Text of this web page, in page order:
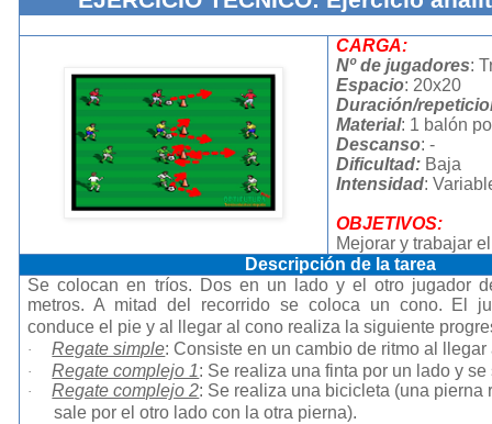
CARGA:
Nº de jugadores:
Espacio: 20x20
Duración/
Material: 1 balón
Descanso: -
Dificultad: Baja
Intensidad:
OBJETIVOS:
Mejorar y trabajar
Descripción de la tarea
Se colocan en tríos. Dos en un lado y el otro jugador
metros. A mitad del recorrido se coloca un cono. El
conduce el pie y al llegar al cono realiza la siguiente
· Regate simple: Consiste en un cambio de ritmo al llegar
· Regate complejo 1: Se realiza una finta por un lado y
· Regate complejo 2: Se realiza una bicicleta (una pierna
sale por el otro lado con la otra pierna).